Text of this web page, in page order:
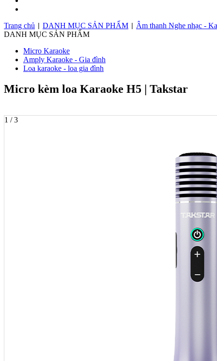
Trang chủ
DANH MỤC SẢN PHẨM
Âm thanh Nghe nhạc -
DANH MỤC SẢN PHẨM
Micro Karaoke
Amply Karaoke - Gia đình
Loa karaoke - loa gia đình
Micro kèm loa Karaoke H5 | Takstar
1 / 3